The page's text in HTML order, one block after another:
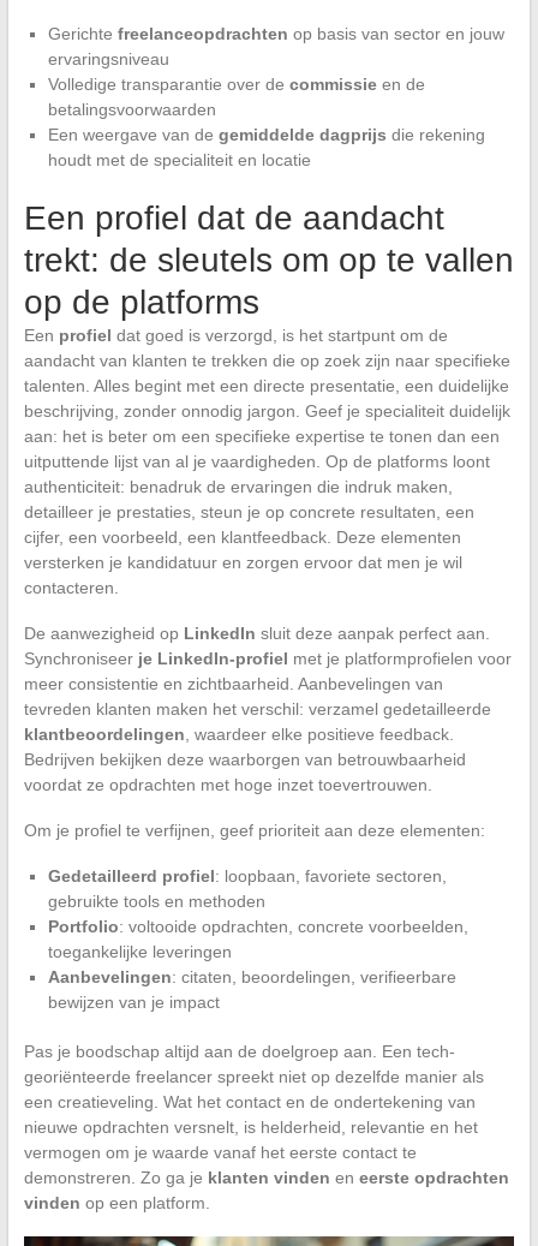
Gerichte freelanceopdrachten op basis van sector en jouw
ervaringsniveau
Volledige transparantie over de commissieen de
betalingsvoorwaarden
Een weergave van de gemiddelde dagprijs die rekening
houdt met de specialiteit en locatie
Een profiel dat de aandacht
trekt: de sleutels om op te vallen
op de platforms
Een profiel dat goed is verzorgd, is het startpunt om de
aandacht van klanten te trekken die op zoek zijn naar specifieke
talenten. Alles begint met een directe presentatie, een duidelijke
beschrijving, zonder onnodig jargon. Geef je specialiteit duidelijk
aan: het is beter om een specifieke expertise te tonen dan een
uitputtende lijst van al je vaardigheden. Op de platforms loont
authenticiteit: benadruk de ervaringen die indruk maken,
detailleer je prestaties, steun je op concrete resultaten, een
cijfer, een voorbeeld, een klantfeedback. Deze elementen
versterken je kandidatuur en zorgen ervoor dat men je wil
contacteren.
De aanwezigheid op LinkedIn sluit deze aanpak perfect aan.
Synchroniseer je LinkedIn-profiel met je platformprofielen voor
meer consistentie en zichtbaarheid. Aanbevelingen van
tevreden klanten maken het verschil: verzamel gedetailleerde
klantbeoordelingen , waardeer elke positieve feedback.
Bedrijven bekijken deze waarborgen van betrouwbaarheid
voordat ze opdrachten met hoge inzet toevertrouwen.
Om je profiel te verfijnen, geef prioriteit aan deze elementen:
Gedetailleerd profiel: loopbaan, favoriete sectoren,
gebruikte tools en methoden
Portfolio: voltooide opdrachten, concrete voorbeelden,
toegankelijke leveringen
Aanbevelingen: citaten, beoordelingen, verifieerbare
bewijzen van je impact
Pas je boodschap altijd aan de doelgroep aan. Een tech-
georiënteerde freelancer spreekt niet op dezelfde manier als
een creatieveling. Wat het contact en de ondertekening van
nieuwe opdrachten versnelt, is helderheid, relevantie en het
vermogen om je waarde vanaf het eerste contact te
demonstreren. Zo ga je klanten vinden en eerste opdrachten
vinden op een platform.